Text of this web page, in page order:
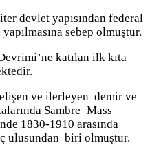
devlet yapısından federal
sebep olmuştur.
katılan ilk kıta
ve ilerleyen demir ve
Sambre–Mass
1830-1910 arasında
ulusundan biri olmuştur.